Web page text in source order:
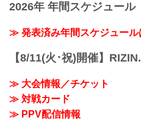
2026年 年間スケジュール
≫ 発表済み年間スケジュール
【8/11(火･祝)開催】
≫ 大会情報／チケット
≫ 対戦カード
≫ PPV配信情報